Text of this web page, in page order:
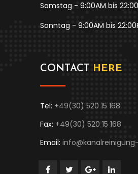
Samstag - 9:00AM bis
Sonntag - 9:00AM bis
CONTACT HERE
Tel: +49(30) 520 15 168
Fax: +49(30) 520 15 168
Email: